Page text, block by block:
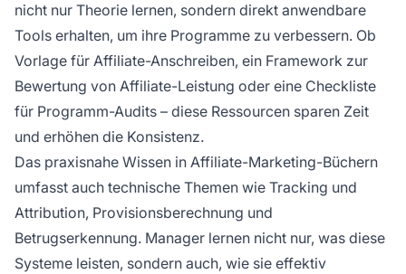
nicht nur Theorie lernen, sondern direkt anwendbare
Tools erhalten, um ihre Programme zu verbessern. Ob
Vorlage für Affiliate-Anschreiben, ein Framework zur
Bewertung von Affiliate-Leistung oder eine Checkliste
für Programm-Audits – diese Ressourcen sparen Zeit
und erhöhen die Konsistenz.
Das praxisnahe Wissen in Affiliate-Marketing-Büchern
umfasst auch technische Themen wie Tracking und
Attribution, Provisionsberechnung und
Betrugserkennung. Manager lernen nicht nur, was diese
Systeme leisten, sondern auch, wie sie effektiv